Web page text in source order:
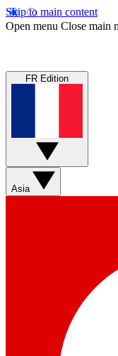
Skip to main content
Open menu Close main
FR Edition
Asia